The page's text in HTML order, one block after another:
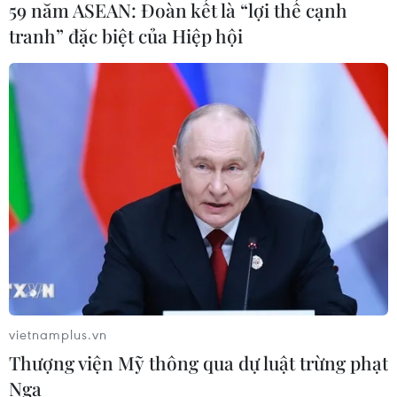
Xem thêm
CƠ QUAN CHỦ QUẢN: THÔNG TẤN XÃ VIỆT NAM
Tổng Biên tập: TRẦN TIẾN DUẨN
Phó Tổng Biên tập: NGUYỄN THỊ TÁM, KHÚC THANH
Sở hữu trí tuệ
RSS
Hỗ trợ
Ngôn ngữ
59 năm ASEAN: Đoàn kết là “lợi thế cạnh
tranh” đặc biệt của Hiệp hội
vietnamplus.vn
Thượng viện Mỹ thông qua dự luật trừng phạt
Nga